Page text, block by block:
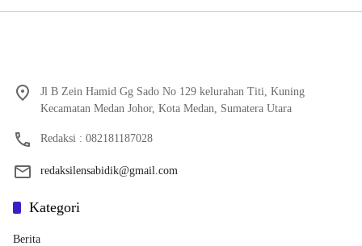
Jl B Zein Hamid Gg Sado No 129 kelurahan Titi, Kuning
Kecamatan Medan Johor, Kota Medan, Sumatera Utara
Redaksi : 082181187028
redaksilensabidik@gmail.com
Kategori
Berita